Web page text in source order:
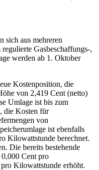
sich aus mehreren
Gasbeschaffungs-,
werden ab 1. Oktober
Kostenposition, die
von 2,419 Cent (netto)
Umlage ist bis zum
die Kosten für
von
ist ebenfalls
Kilowattstunde berechnet.
Die bereits bestehende
Cent pro
Kilowattstunde erhöht.